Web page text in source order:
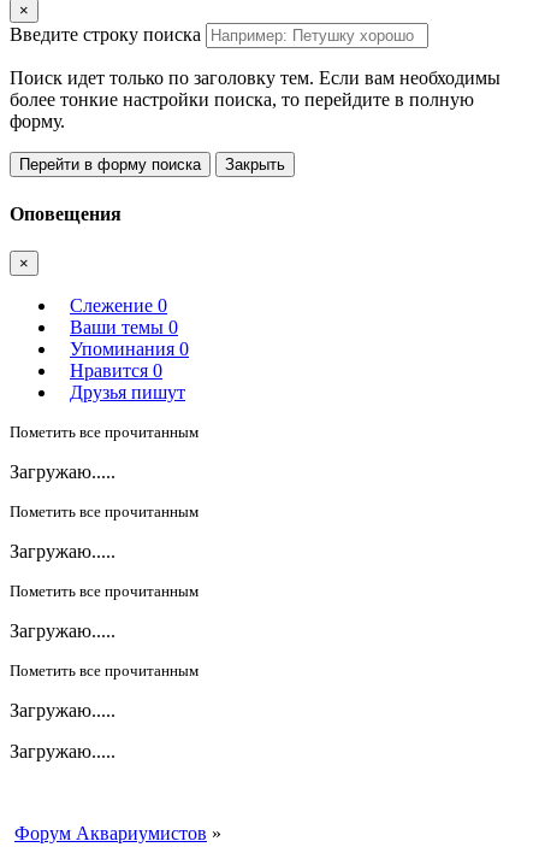
×
Введите строку поиска
Поиск идет только по заголовку тем. Если вам необходимы
более тонкие настройки поиска, то перейдите в полную
форму.
Перейти в форму поиска Закрыть
Оповещения
×
Слежение 0
Ваши темы 0
Упоминания 0
Нравится 0
Друзья пишут
Пометить все прочитанным
Загружаю.....
Пометить все прочитанным
Загружаю.....
Пометить все прочитанным
Загружаю.....
Пометить все прочитанным
Загружаю.....
Загружаю.....
Форум Аквариумистов »